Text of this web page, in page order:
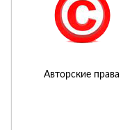
Авторские права